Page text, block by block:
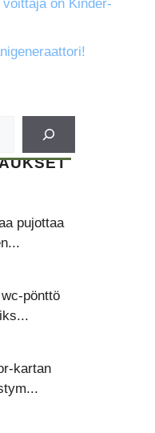
on Kinder-
pujottaa
pönttö
kartan